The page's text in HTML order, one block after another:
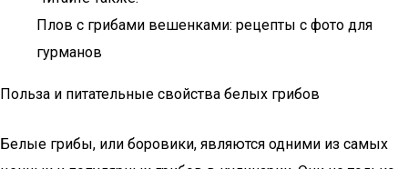
Плов с грибами вешенками: рецепты с фото для
гурманов
Польза и питательные свойства белых грибов
Белые грибы, или боровики, являются одними из самых